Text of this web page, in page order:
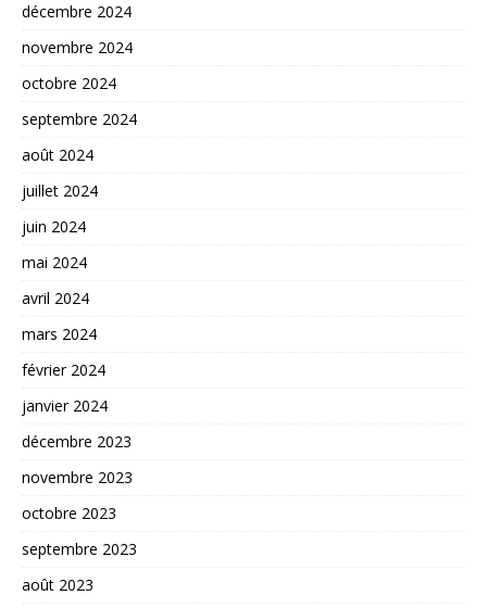
décembre 2024
novembre 2024
octobre 2024
septembre 2024
août 2024
juillet 2024
juin 2024
mai 2024
avril 2024
mars 2024
février 2024
janvier 2024
décembre 2023
novembre 2023
octobre 2023
septembre 2023
août 2023